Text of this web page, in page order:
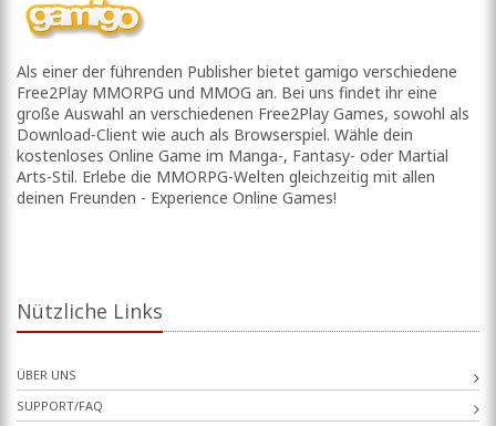
Als einer der führenden Publisher bietet gamigo verschiedene
Free2Play MMORPG und MMOG an. Bei uns findet ihr eine
große Auswahl an verschiedenen Free2Play Games, sowohl als
Download-Client wie auch als Browserspiel. Wähle dein
kostenloses Online Game im Manga-, Fantasy- oder Martial
Arts-Stil. Erlebe die MMORPG-Welten gleichzeitig mit allen
deinen Freunden - Experience Online Games!
Nützliche Links
ÜBER UNS
SUPPORT/FAQ